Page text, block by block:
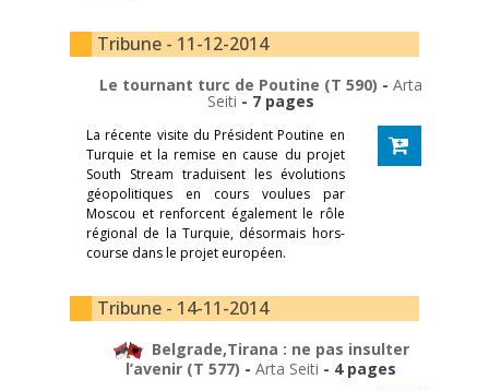
Tribune - 11-12-2014
Le tournant turc de Poutine (T 590) - Arta
Seiti - 7 pages
La récente visite du Président Poutine en
Turquie et la remise en cause du projet
South Stream traduisent les évolutions
géopolitiques en cours voulues par
Moscou et renforcent également le rôle
régional de la Turquie, désormais hors-
course dans le projet européen.
Tribune - 14-11-2014
Belgrade,Tirana : ne pas insulter
l’avenir (T 577) - Arta Seiti - 4 pages